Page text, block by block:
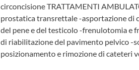
circoncisione TRATTAMENTI
prostatica transrettale -asportazione di
del pene e del testicolo -frenulotomia e
di riabilitazione del pavimento pelvico -
posizionamento e rimozione di cateteri